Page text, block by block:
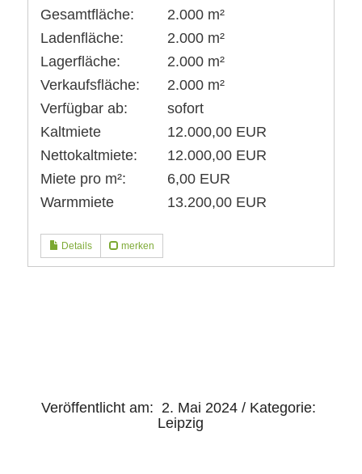
Gesamtfläche:
2.000 m²
Ladenfläche:
2.000 m²
Lagerfläche:
2.000 m²
Verkaufsfläche:
2.000 m²
Verfügbar ab:
sofort
Kaltmiete
12.000,00 EUR
Nettokaltmiete:
12.000,00 EUR
Miete pro m²:
6,00 EUR
Warmmiete
13.200,00 EUR
Details merken
Veröffentlicht am: 2. Mai 2024 / Kategorie:
Leipzig